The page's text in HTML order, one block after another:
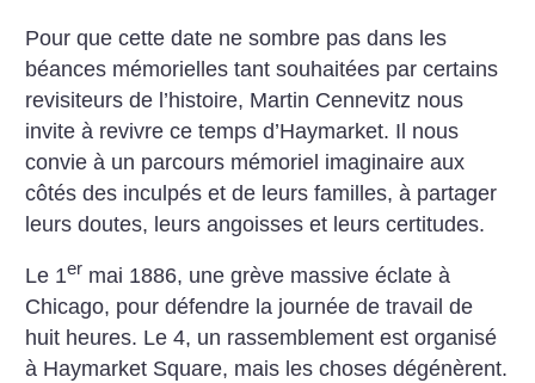
Pour que cette date ne sombre pas dans les
béances mémorielles tant souhaitées par certains
revisiteurs de l’histoire, Martin Cennevitz nous
invite à revivre ce temps d’Haymarket. Il nous
convie à un parcours mémoriel imaginaire aux
côtés des inculpés et de leurs familles, à partager
leurs doutes, leurs angoisses et leurs certitudes.
Le 1er mai 1886, une grève massive éclate à
Chicago, pour défendre la journée de travail de
huit heures. Le 4, un rassemblement est organisé
à Haymarket Square, mais les choses dégénèrent.